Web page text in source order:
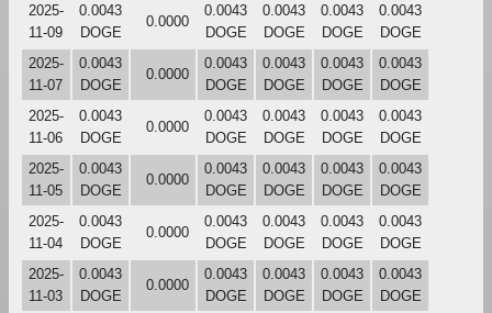
2025-
11-09
0.0043
DOGE
0.0000
0.0043
DOGE
0.0043
DOGE
0.0043
DOGE
0.0043
DOGE
2025-
11-07
0.0043
DOGE
0.0000
0.0043
DOGE
0.0043
DOGE
0.0043
DOGE
0.0043
DOGE
2025-
11-06
0.0043
DOGE
0.0000
0.0043
DOGE
0.0043
DOGE
0.0043
DOGE
0.0043
DOGE
2025-
11-05
0.0043
DOGE
0.0000
0.0043
DOGE
0.0043
DOGE
0.0043
DOGE
0.0043
DOGE
2025-
11-04
0.0043
DOGE
0.0000
0.0043
DOGE
0.0043
DOGE
0.0043
DOGE
0.0043
DOGE
2025-
11-03
0.0043
DOGE
0.0000
0.0043
DOGE
0.0043
DOGE
0.0043
DOGE
0.0043
DOGE